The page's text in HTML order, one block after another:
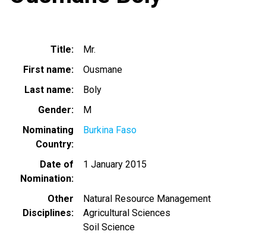
Title
Mr.
First name
Ousmane
Last name
Boly
Gender
M
Nominating
Country
Burkina Faso
Date of
Nomination
1 January 2015
Other
Disciplines
Natural Resource Management
Agricultural Sciences
Soil Science